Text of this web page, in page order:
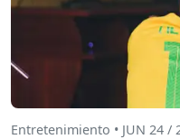
Entretenimiento • JUN 24 /